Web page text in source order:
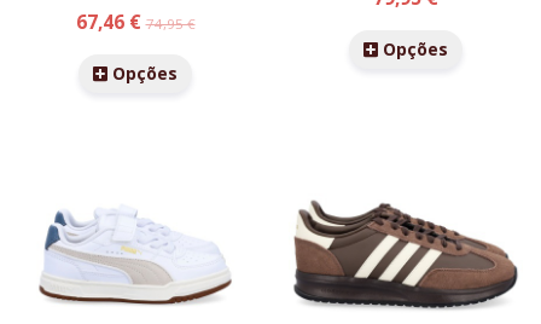
67,46 €74,95 €
Opções
Opções